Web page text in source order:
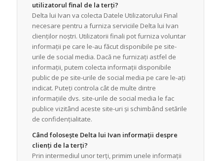
utilizatorul final de la terți?
Delta lui Ivan va colecta Datele Utilizatorului Final
necesare pentru a furniza serviciile Delta lui Ivan
clienților noștri. Utilizatorii finali pot furniza voluntar
informații pe care le-au făcut disponibile pe site-
urile de social media. Dacă ne furnizați astfel de
informații, putem colecta informații disponibile
public de pe site-urile de social media pe care le-ați
indicat. Puteți controla cât de multe dintre
informațiile dvs. site-urile de social media le fac
publice vizitând aceste site-uri și schimbând setările
de confidențialitate.
Când folosește Delta lui Ivan informații despre
clienți de la terți?
Prin intermediul unor terți, primim unele informații